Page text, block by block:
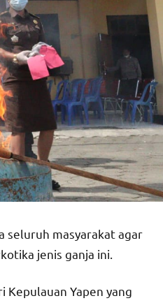
seluruh masyarakat agar
jenis ganja ini.
Yapen yang